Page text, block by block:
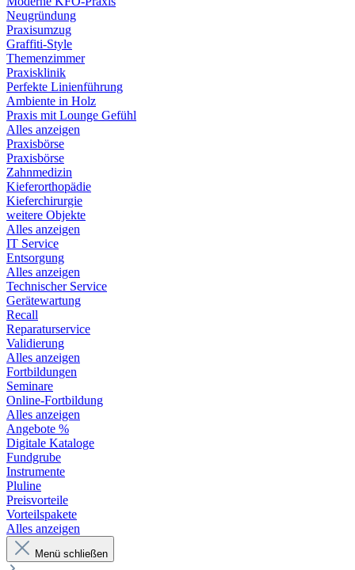
Neugründung
Praxisumzug
Graffiti-Style
Themenzimmer
Praxisklinik
Perfekte Linienführung
Ambiente in Holz
Praxis mit Lounge Gefühl
Alles anzeigen
Praxisbörse
Praxisbörse
Zahnmedizin
Kieferorthopädie
Kieferchirurgie
weitere Objekte
Alles anzeigen
IT Service
Entsorgung
Alles anzeigen
Technischer Service
Gerätewartung
Recall
Reparaturservice
Validierung
Alles anzeigen
Fortbildungen
Seminare
Online-Fortbildung
Alles anzeigen
Angebote %
Digitale Kataloge
Fundgrube
Instrumente
Pluline
Preisvorteile
Vorteilspakete
Alles anzeigen
Menü schließen